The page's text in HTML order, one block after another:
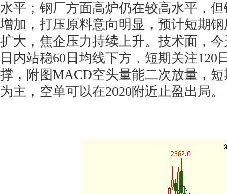
水平；钢厂方面高炉仍在较高水平，
增加，打压原料意向明显，预计短期
扩大，焦企压力持续上升。技术面，
日内站稳60日均线下方，短期关注120
撑，附图MACD空头量能二次放量，
为主，空单可以在2020附近止盈出局。